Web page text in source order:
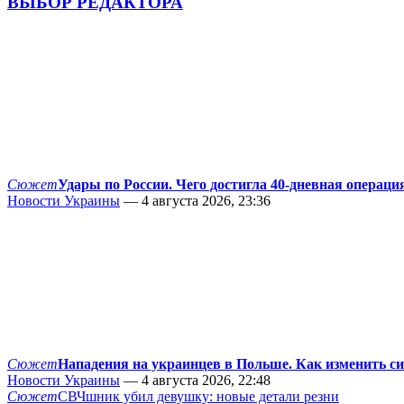
СюжетУдары по России. Чего достигла 40-дневная
Новости Украины — 4 августа 2026, 23:36
СюжетНападения на украинцев в Польше. Как изменить
Новости Украины — 4 августа 2026, 22:48
СюжетСВЧшник убил девушку: новые детали резни